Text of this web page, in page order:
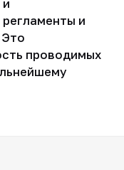
и
проводимых